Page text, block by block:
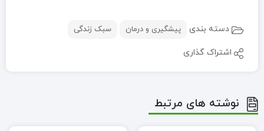
دسته بندی پیشگیری و درمان سبک زندگی
اشتراک گذاری
نوشته های مرتبط